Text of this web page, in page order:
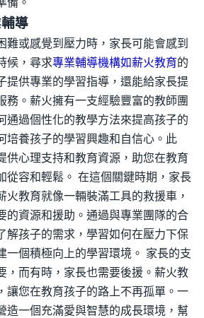
導
難或感覺到壓力時，家長可能會感到
候，尋求專業輔導機構如薪火教育的
提供專業的學習指導，還能給家長提
務。薪火擁有一支經驗豐富的教師團
通過個性化的教學方法來提高孩子的
培養孩子的學習興趣和自信心。此
供心理支持和教育資源，助您在教育
從容和輕鬆。 在這個關鍵時期，家長
火教育就像一輛裝滿工具的救援車，
的資源和援助。通過與專業團隊的合
解孩子的需求，學習如何在壓力下保
一個積極向上的學習環境。 家長的支
，而有時，家長也需要後援。薪火教
讓您在教育孩子的路上不再孤單。一
造一個充滿愛與智慧的成長環境，幫